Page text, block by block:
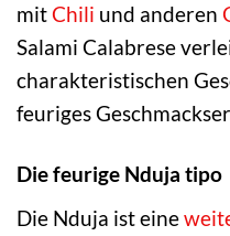
mitChili und anderen
Salami Calabrese
charakteristischen
feuriges
Die feurige Nduja tipo
Die Nduja ist eine